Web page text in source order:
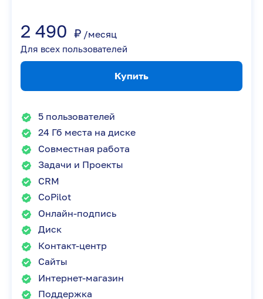
2 490 ₽ /месяц
Для всех пользователей
Купить
5 пользователей
24 Гб места на диске
Совместная работа
Задачи и Проекты
CRM
CoPilot
Онлайн-подпись
Диск
Контакт-центр
Сайты
Интернет-магазин
Поддержка